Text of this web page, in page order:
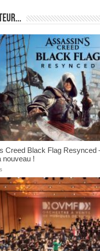
Creed Black Flag Resynced
nouveau !